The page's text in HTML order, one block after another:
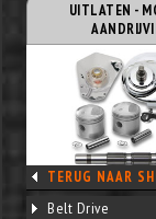
UITLATEN -
TERUG NAAR
Belt Drive